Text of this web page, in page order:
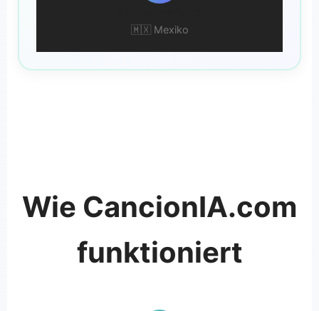
🇲🇽 Mexiko
Wie CancionIA.com
funktioniert